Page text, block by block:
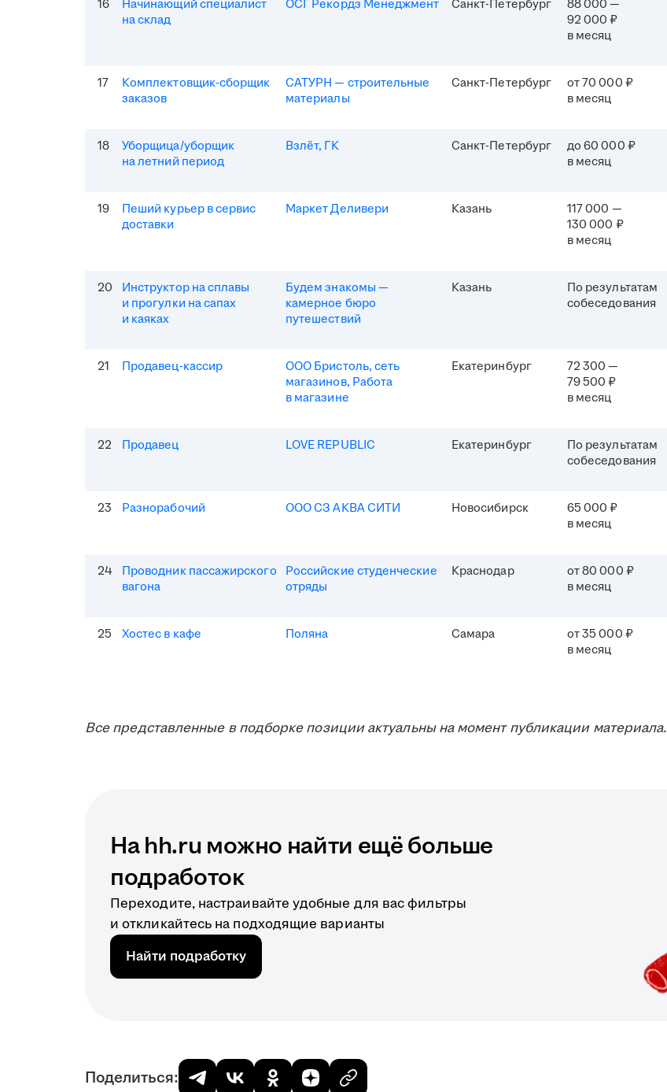
16
Начинающий специалист
на склад
ОСГ Рекордз Менеджмент Санкт-Петербург
88 000 —
92 000 ₽
в месяц
17
Комплектовщик-сборщик
заказов
САТУРН — строительные
материалы
Санкт-Петербург
от 70 000 ₽
в месяц
18
Уборщица/уборщик
на летний период
Взлёт, ГК Санкт-Петербург
до 60 000 ₽
в месяц
19
Пеший курьер в сервис
доставки
Маркет Деливери Казань
117 000 —
130 000 ₽
в месяц
20
Инструктор на сплавы
и прогулки на сапах
и каяках
Будем знакомы —
камерное бюро
путешествий
Казань
По результатам
собеседования
21 Продавец-кассир
ООО Бристоль, сеть
магазинов, Работа
в магазине
Екатеринбург
72 300 —
79 500 ₽
в месяц
22 Продавец LOVE REPUBLIC Екатеринбург
По результатам
собеседования
23 Разнорабочий ООО СЗ АКВА СИТИ Новосибирск
65 000 ₽
в месяц
24
Проводник пассажирского
вагона
Российские студенческие
отряды
Краснодар
от 80 000 ₽
в месяц
25 Хостес в кафе Поляна Самара
от 35 000 ₽
в месяц
Все представленные в подборке позиции актуальны на момент публикации материала.
На hh.ru можно найти ещё больше
подработок
Переходите, настраивайте удобные для вас фильтры
и откликайтесь на подходящие варианты
Найти подработку
Поделиться: